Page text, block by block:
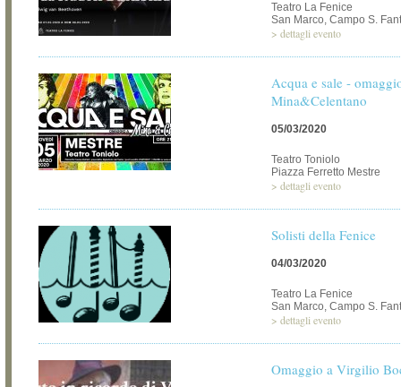
Teatro La Fenice
San Marco, Campo S.
> dettagli evento
Acqua e sale -
Mina&Celentano
05/03/2020
Teatro Toniolo
Piazza Ferretto Mestre
> dettagli evento
Solisti della Fenice
04/03/2020
Teatro La Fenice
San Marco, Campo S.
> dettagli evento
Omaggio a Virgilio